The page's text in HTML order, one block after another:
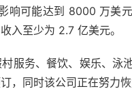
响可能达到 8000 万美
入至少为 2.7 亿美元。
服务、餐饮、娱乐、泳
，同时该公司正在努力